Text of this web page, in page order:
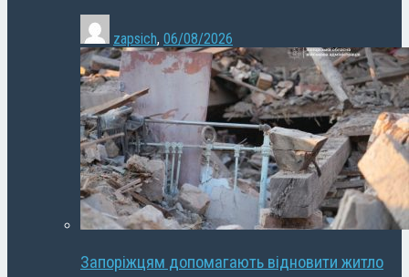
zapsich, 06/08/2026
Запоріжцям допомагають відновити житло